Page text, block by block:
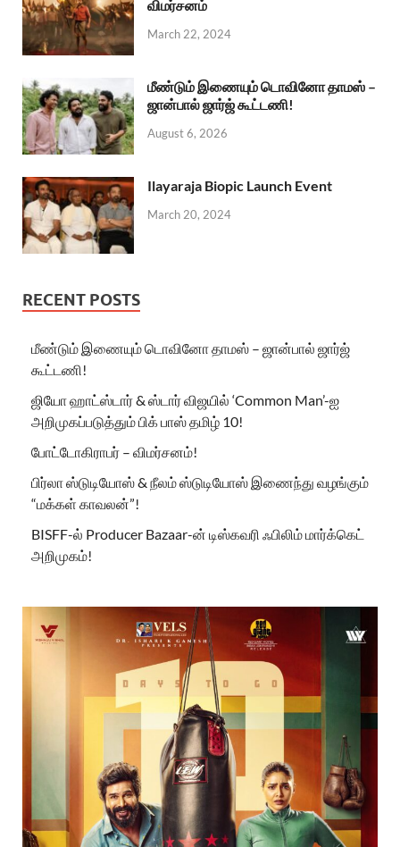
விமர்சனம்
March 22, 2024
மீண்டும் இணையும் டொவினோ தாமஸ் –
ஜான்பால் ஜார்ஜ் கூட்டணி!
August 6, 2026
Ilayaraja Biopic Launch Event
March 20, 2024
RECENT POSTS
மீண்டும் இணையும் டொவினோ தாமஸ் – ஜான்பால் ஜார்ஜ்
கூட்டணி!
ஜியோ ஹாட்ஸ்டார் & ஸ்டார் விஜயில் ‘Common Man’-ஐ
அறிமுகப்படுத்தும் பிக் பாஸ் தமிழ் 10!
போட்டோகிராபர் – விமர்சனம்!
பிர்லா ஸ்டுடியோஸ் & நீலம் ஸ்டுடியோஸ் இணைந்து வழங்கும்
“மக்கள் காவலன்”!
BISFF-ல் Producer Bazaar-ன் டிஸ்கவரி ஃபிலிம் மார்க்கெட்
அறிமுகம்!